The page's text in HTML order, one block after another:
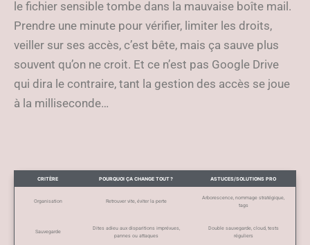
le fichier sensible tombe dans la mauvaise boîte mail.
Prendre une minute pour vérifier, limiter les droits,
veiller sur ses accès, c’est bête, mais ça sauve plus
souvent qu’on ne croit. Et ce n’est pas Google Drive
qui dira le contraire, tant la gestion des accès se joue
à la milliseconde…
CRITÈRE POURQUOI ÇA CHANGE TOUT ? ASTUCES/SOLUTIONS PRO
Organisation Retrouver vite, éviter la perte
Arborescence, nommage stratégique,
tags
Sauvegarde
Dites adieu aux disparitions imprévues,
pannes ou attaques
Double sauvegarde, cloud, tests
réguliers